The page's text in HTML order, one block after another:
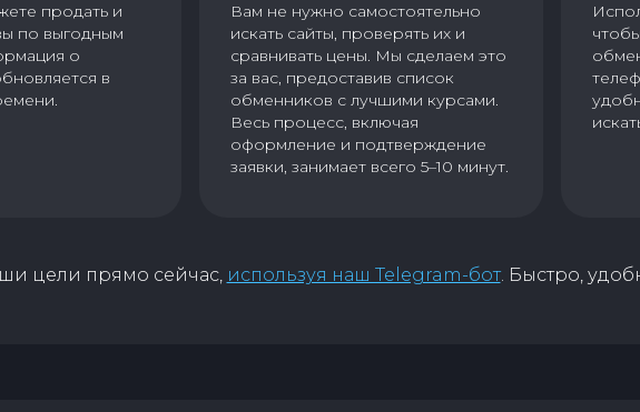
продать и
по выгодным
о
в
Вам не нужно самостоятельно
искать сайты, проверять их и
сравнивать цены. Мы сделаем это
за вас, предоставив список
обменников с лучшими курсами.
Весь процесс, включая
оформление и подтверждение
заявки, занимает всего 5–10 минут.
цели прямо сейчас, используя наш Telegram-бот. Быстро,